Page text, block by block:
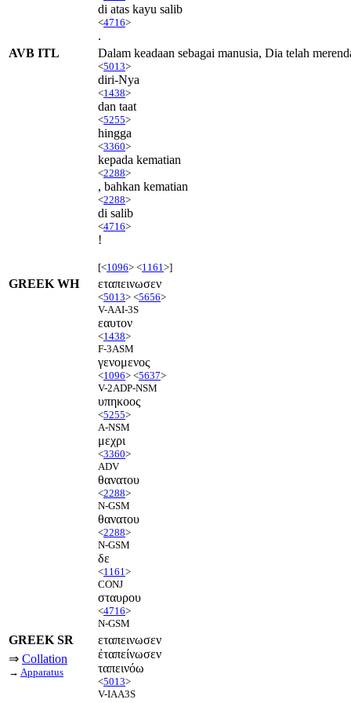
di atas kayu salib
<4716>
.
AVB ITL
Dalam keadaan sebagai manusia, Dia telah
<5013>
diri-Nya
<1438>
dan taat
<5255>
hingga
<3360>
kepada kematian
<2288>
, bahkan kematian
<2288>
di salib
<4716>
!
[<1096> <1161 >]
GREEK WH εταπεινωσεν
<5013> <5656>
V-AAI-3S
εαυτον
<1438>
F-3ASM
γενομενος
<1096> <5637>
V-2ADP-NSM
υπηκοος
<5255>
A-NSM
μεχρι
<3360>
ADV
θανατου
<2288>
N-GSM
θανατου
<2288>
N-GSM
δε
<1161 >
CONJ
σταυρου
<4716>
N-GSM
GREEK SR
⇒ Collation
→ Apparatus
εταπεινωσεν
ἐταπείνωσεν
ταπεινόω
<5013>
V-IAA3S